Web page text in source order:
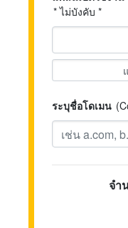
* ไม่บังคับ *
ระบุชื่อโดเมน
จำ